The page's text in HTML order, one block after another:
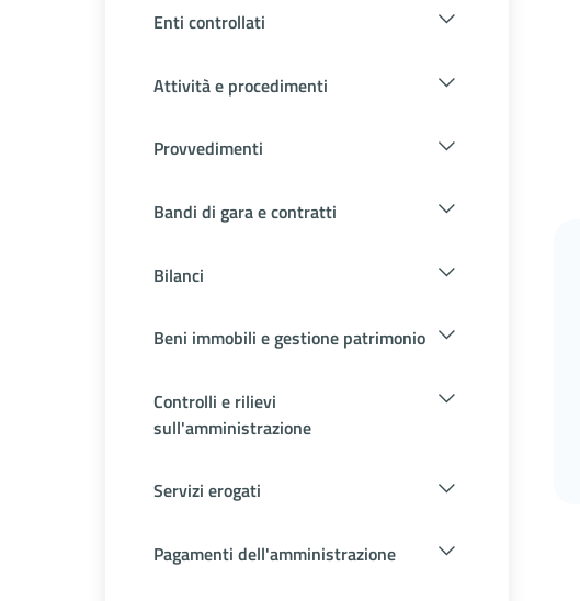
Enti controllati
Attività e procedimenti
Provvedimenti
Bandi di gara e contratti
Bilanci
Beni immobili e gestione patrimonio
Controlli e rilievi
sull'amministrazione
Servizi erogati
Pagamenti dell'amministrazione